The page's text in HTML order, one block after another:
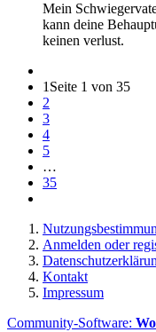
Mein
kann deine
keinen verlust.
1 Seite 1 von 35
2
3
4
5
…
35
Anmelden oder
Kontakt
Impressum
Community-Software: